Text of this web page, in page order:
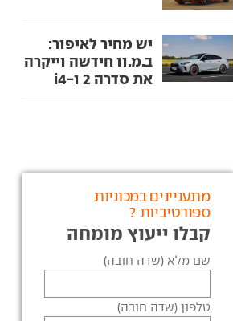
יש מחיר לאיפור:
ב.מ.וו חידשה וייקרה
את סדרה 2 ו-i4
מתעניינים במכוניות
ספורטיביות ?
קבלו ייעוץ מומחה
שם מלא (שדה חובה)
טלפון (שדה חובה)